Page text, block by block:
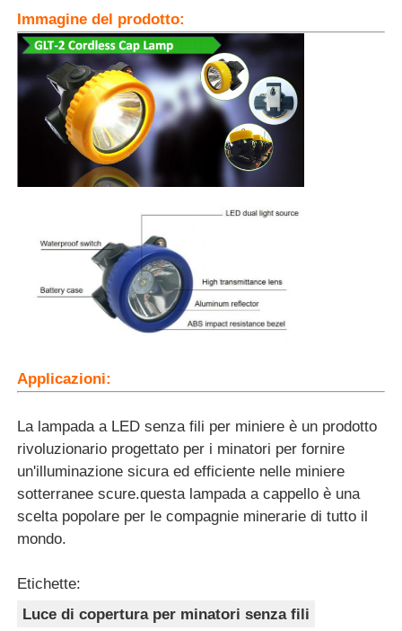
Immagine del prodotto:
Applicazioni:
La lampada a LED senza fili per miniere è un prodotto
rivoluzionario progettato per i minatori per fornire
un'illuminazione sicura ed efficiente nelle miniere
sotterranee scure.questa lampada a cappello è una
scelta popolare per le compagnie minerarie di tutto il
mondo.
Etichette:
Luce di copertura per minatori senza fili